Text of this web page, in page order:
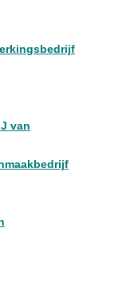
van